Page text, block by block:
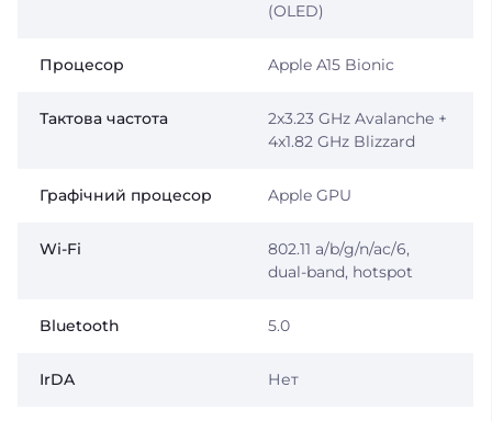
(OLED)
Процесор Apple A15 Bionic
Тактова частота
2x3.23 GHz Avalanche +
4x1.82 GHz Blizzard
Графічний процесор Apple GPU
Wi-Fi
802.11 a/b/g/n/ac/6,
dual-band, hotspot
Bluetooth 5.0
IrDA Нет